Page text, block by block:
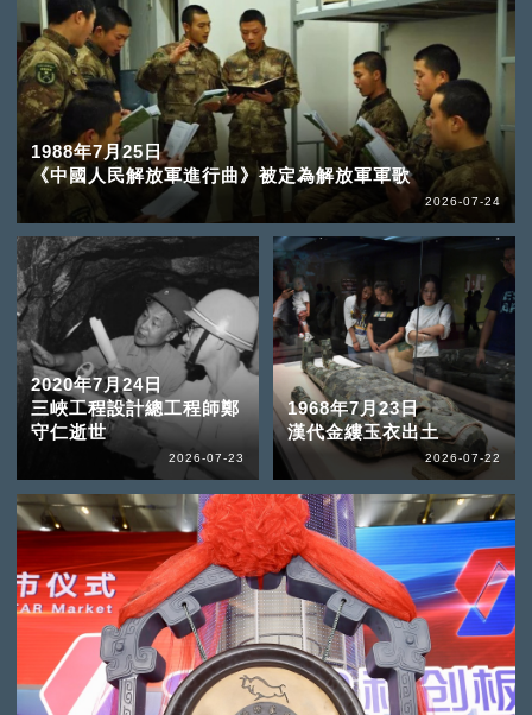
1988年7月25日
《中國人民解放軍進行曲》被定為解放軍軍歌
2026-07-24
2020年7月24日
三峽工程設計總工程師鄭
守仁逝世
2026-07-23
1968年7月23日
漢代金縷玉衣出土
2026-07-22